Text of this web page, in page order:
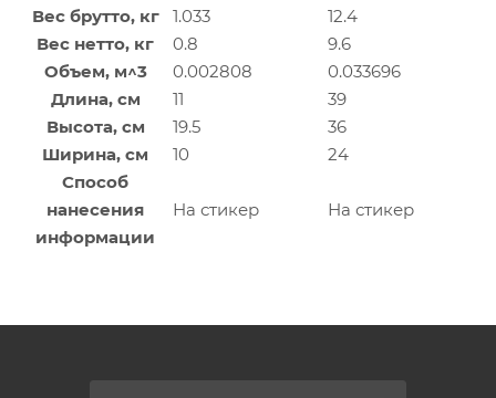
Вес брутто, кг
1.033
12.4
Вес нетто, кг
0.8
9.6
Объем, м^3
0.002808
0.033696
Длина, см
11
39
Высота, см
19.5
36
Ширина, см
10
24
Способ
нанесения
информации
На стикер На стикер